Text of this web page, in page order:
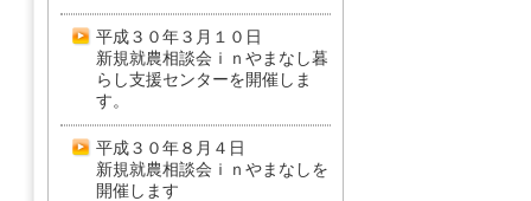
平成３０年３月１０日
新規就農相談会ｉｎやまなし暮
らし支援センターを開催しま
す。
平成３０年８月４日
新規就農相談会ｉｎやまなしを
開催します